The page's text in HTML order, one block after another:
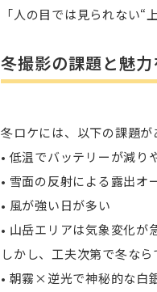
「人の目では見られない
冬撮影の課題と魅
冬ロケには、以下の課題が
• 低温でバッテリーが減り
• 雪面の反射による露出オ
• 風が強い日が多い
• 山岳エリアは気象変化が
しかし、工夫次第で冬なら
• 朝霧×逆光で神秘的な白